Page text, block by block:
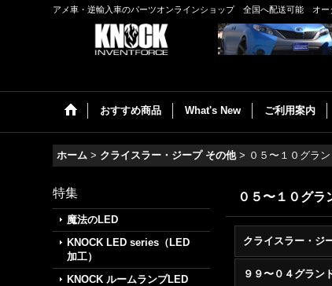
アメ車・逆輸入車のパーツオンラインショップ 全国へ配送可能 オー
おすすめ商品 What's New ご利用案内
ホーム > クライスラー・ジープ その他 > ０５〜１０グラ
特集
魔法のLED
KNOCK LED series（LED
加工）
KNOCK ルームランプLED
０５〜１０グラ